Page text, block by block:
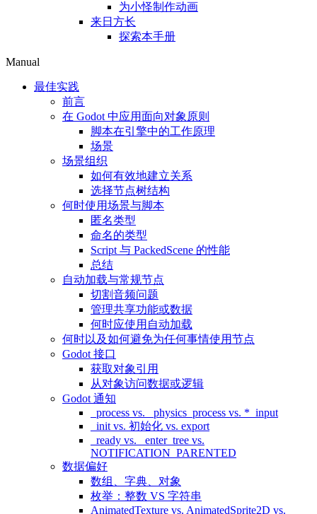
为小怪制作动画
来日方长
探索本手册
Manual
最佳实践
前言
在 Godot 中应用面向对象原则
脚本在引擎中的工作原理
场景
场景组织
如何有效地建立关系
选择节点树结构
何时使用场景与脚本
匿名类型
命名的类型
Script 与 PackedScene 的性能
总结
自动加载与常规节点
切割音频问题
管理共享功能或数据
何时应使用自动加载
何时以及如何避免为任何事情使用节点
Godot 接口
获取对象引用
从对象访问数据或逻辑
Godot 通知
_process vs. _physics_process vs. *_input
_init vs. 初始化 vs. export
_ready vs. _enter_tree vs.
NOTIFICATION_PARENTED
数据偏好
数组、字典、对象
枚举：整数 VS 字符串
AnimatedTexture vs. AnimatedSprite2D vs.